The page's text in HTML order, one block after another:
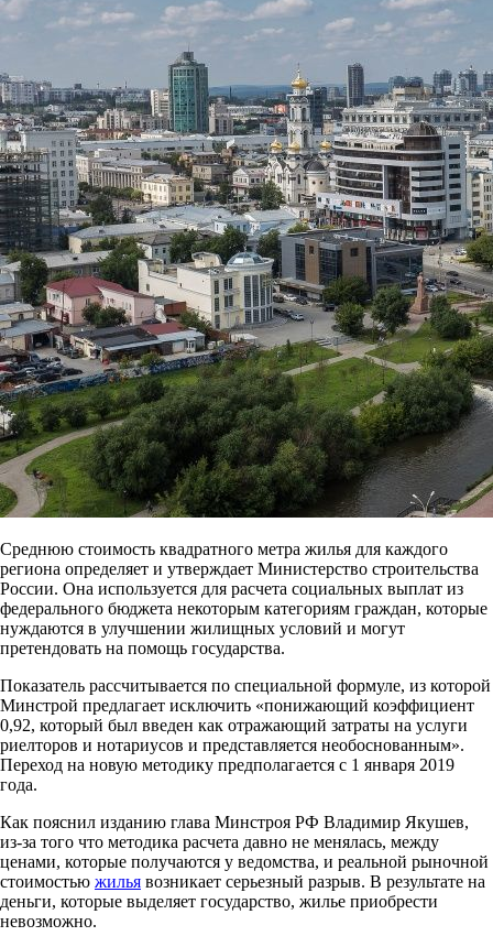
Среднюю стоимость квадратного метра жилья для каждого
региона определяет и утверждает Министерство строительства
России. Она используется для расчета социальных выплат из
федерального бюджета некоторым категориям граждан, которые
нуждаются в улучшении жилищных условий и могут
претендовать на помощь государства.
Показатель рассчитывается по специальной формуле, из которой
Минстрой предлагает исключить «понижающий коэффициент
0,92, который был введен как отражающий затраты на услуги
риелторов и нотариусов и представляется необоснованным».
Переход на новую методику предполагается с 1 января 2019
года.
Как пояснил изданию глава Минстроя РФ Владимир Якушев,
из-за того что методика расчета давно не менялась, между
ценами, которые получаются у ведомства, и реальной рыночной
стоимостью жилья возникает серьезный разрыв. В результате на
деньги, которые выделяет государство, жилье приобрести
невозможно.